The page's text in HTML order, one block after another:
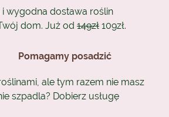
i wygodna dostawa roślin
dom. Już od 149zł 109zł.
Pomagamy posadzić
ale tym razem nie masz
szpadla? Dobierz usługę